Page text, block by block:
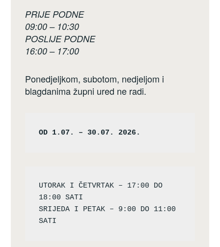
PRIJE PODNE
09:00 – 10:30
POSLIJE PODNE
16:00 – 17:00
Ponedjeljkom, subotom, nedjeljom i
blagdanima župni ured ne radi.
OD 1.07. – 30.07. 2026.
UTORAK I ČETVRTAK – 17:00 DO
18:00 SATI
SRIJEDA I PETAK – 9:00 DO 11:00